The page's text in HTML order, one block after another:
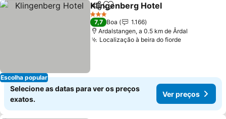
Escolha popular
PartilharAdicionar aos favoritos
Klingenberg Hotel
3 Estrelas
7,7 Boa
1.166
Ardalstangen, a 0.5 km de Årdal
Localização à beira do fiorde
Selecione as datas para ver os preços
exatos.
Ver preços